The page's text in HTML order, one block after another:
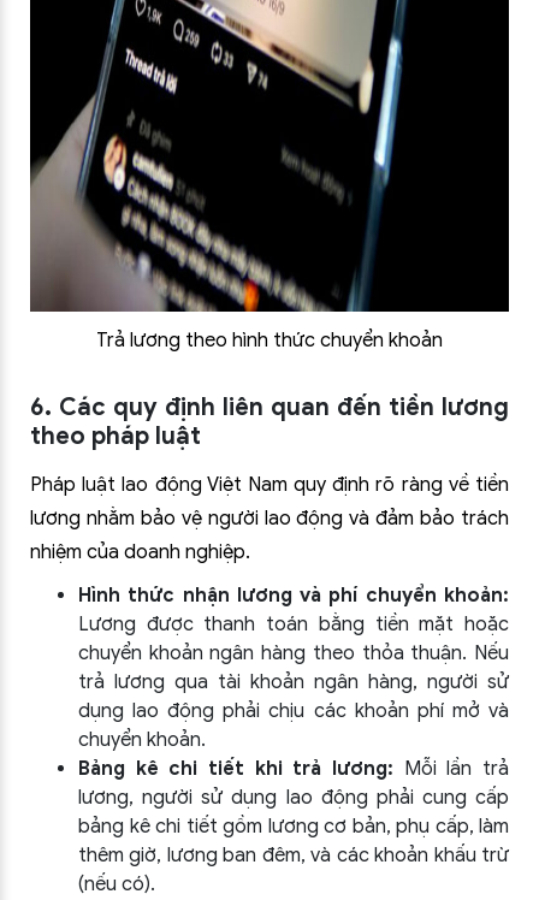
Trả lương theo hình thức chuyển khoản
6. Các quy định liên quan đến tiền lương
theo pháp luật
Pháp luật lao động Việt Nam quy định rõ ràng về tiền
lương nhằm bảo vệ người lao động và đảm bảo trách
nhiệm của doanh nghiệp.
Hình thức nhận lương và phí chuyển khoản:
Lương được thanh toán bằng tiền mặt hoặc
chuyển khoản ngân hàng theo thỏa thuận. Nếu
trả lương qua tài khoản ngân hàng, người sử
dụng lao động phải chịu các khoản phí mở và
chuyển khoản.
Bảng kê chi tiết khi trả lương: Mỗi lần trả
lương, người sử dụng lao động phải cung cấp
bảng kê chi tiết gồm lương cơ bản, phụ cấp, làm
thêm giờ, lương ban đêm, và các khoản khấu trừ
(nếu có).